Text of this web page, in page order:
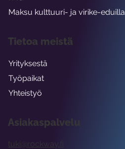
Asiakaspalvelu
tuki@rockway.fi
Maksu kulttuuri- ja virike-eduilla
Tietoa meistä
Yrityksestä
Työpaikat
Yhteistyö